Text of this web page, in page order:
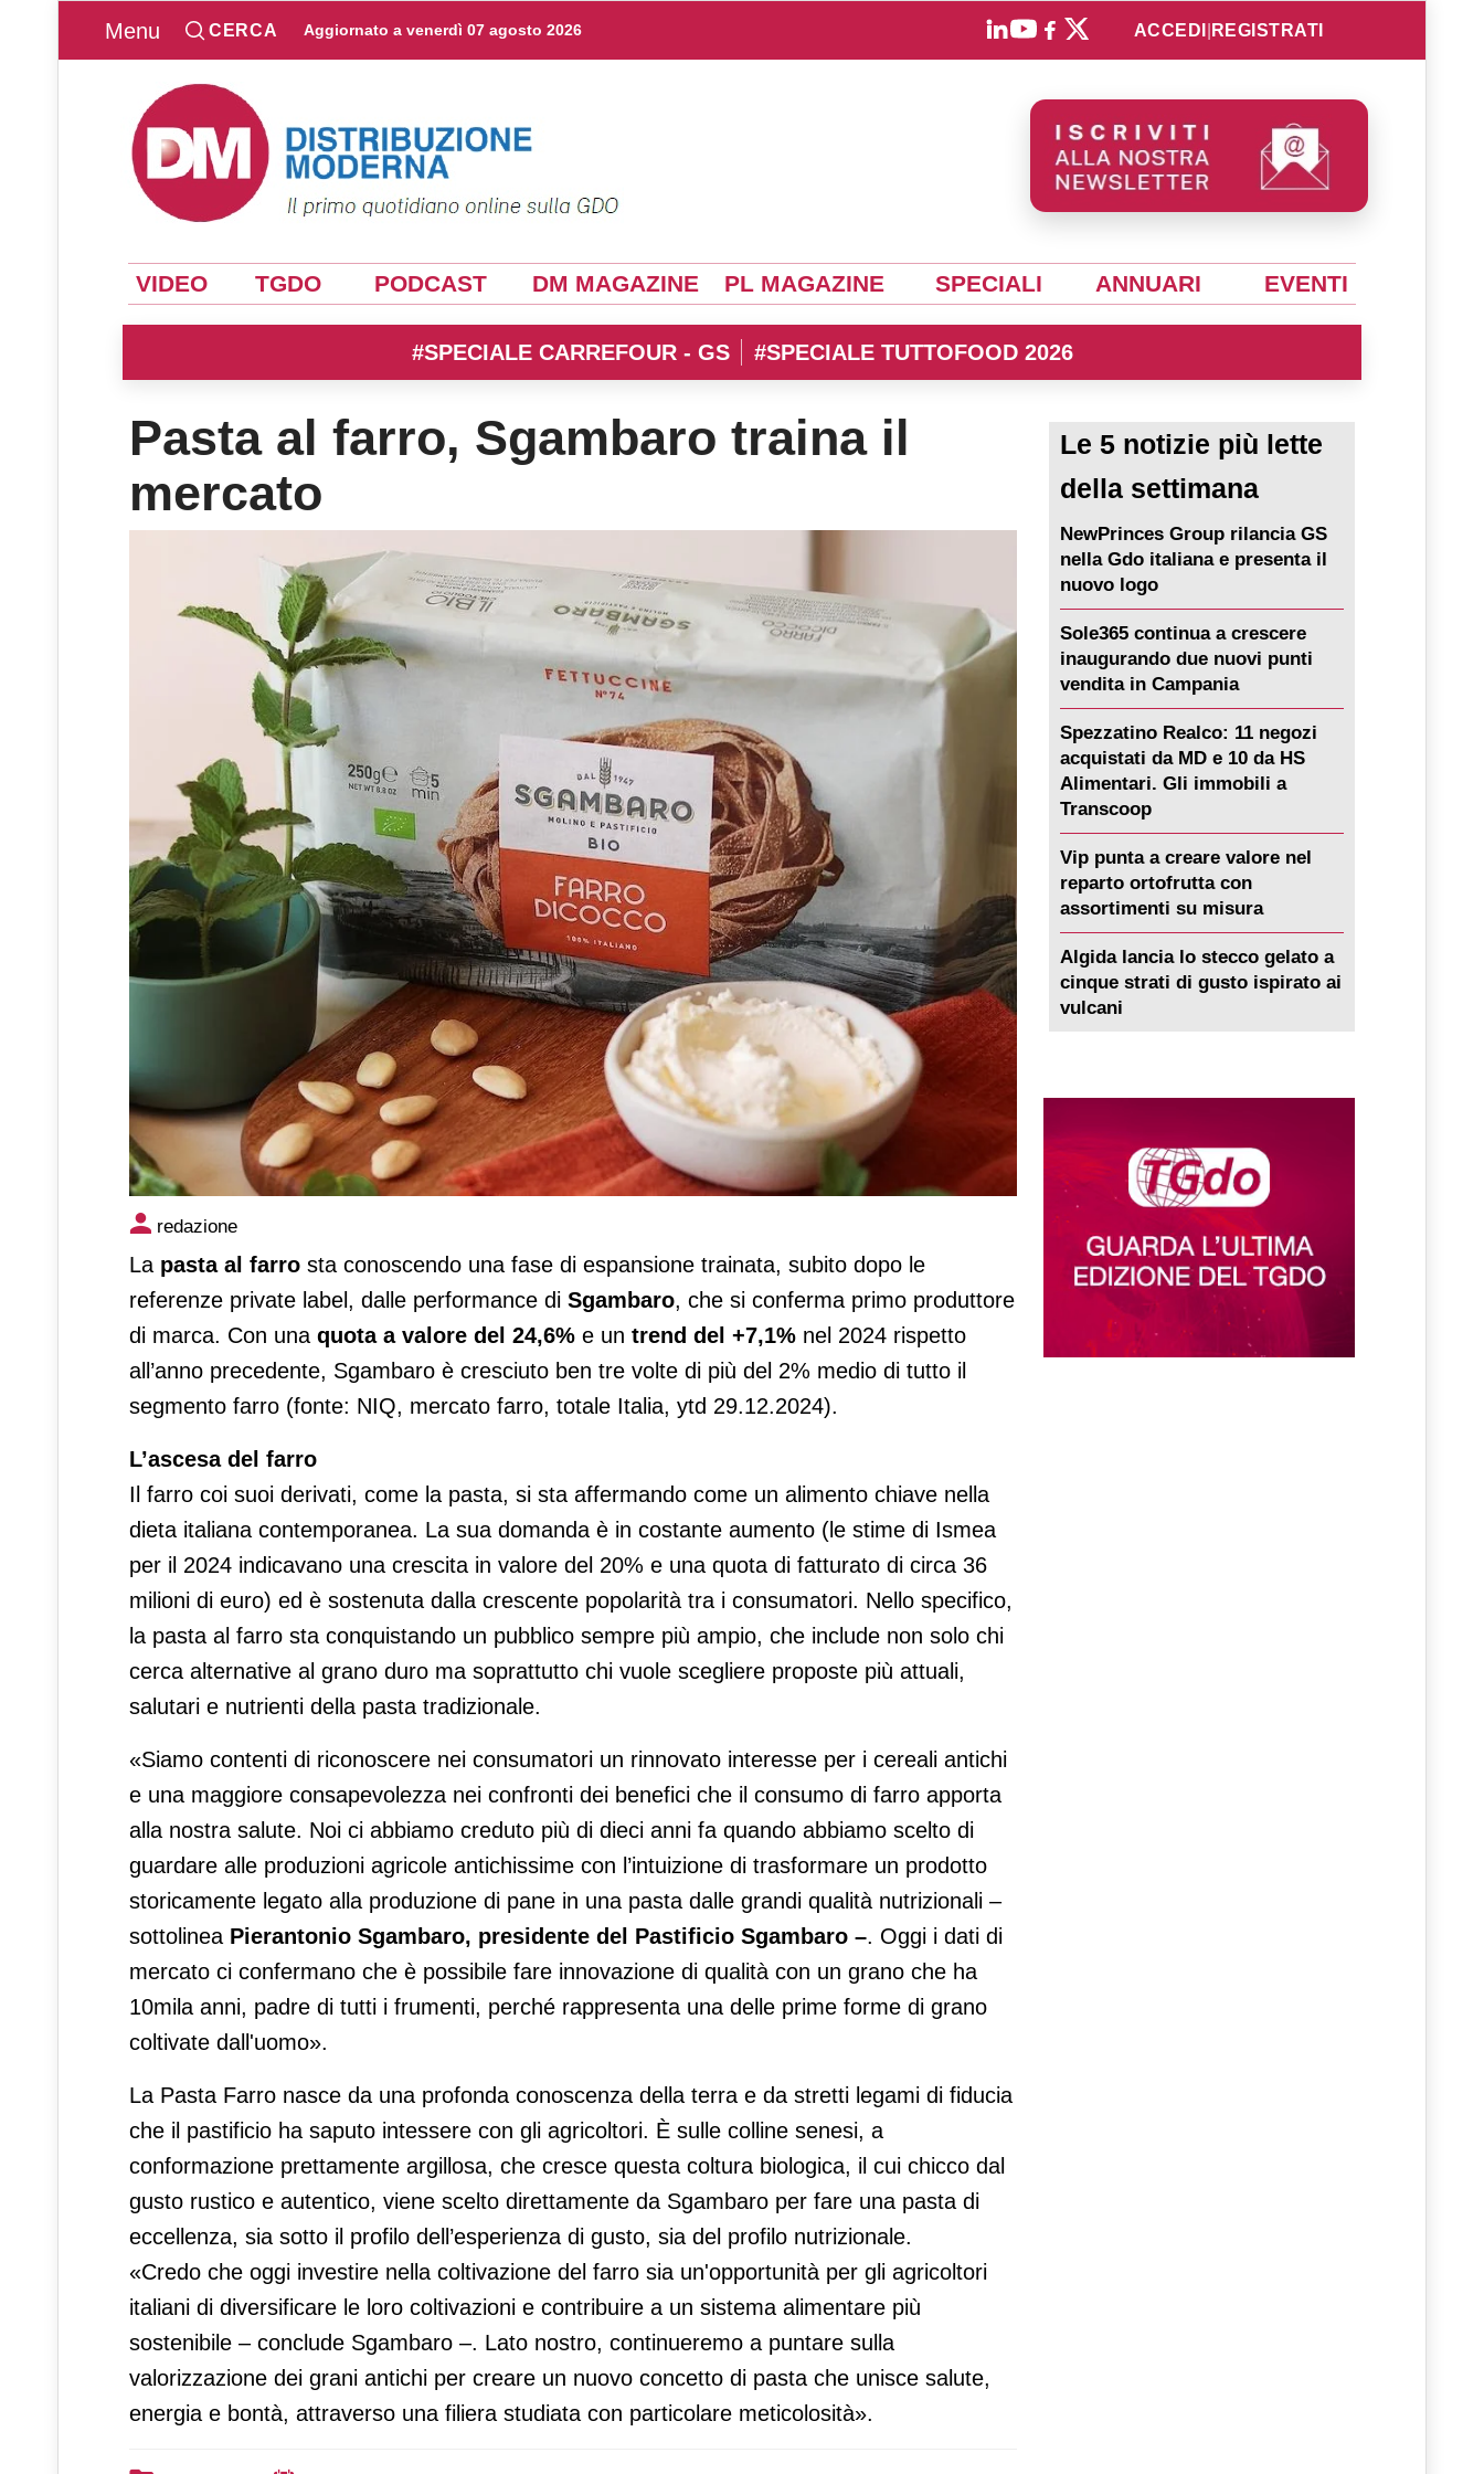
Menu CERCA Aggiornato a venerdì 07 agosto 2026 ACCEDI REGISTRATI
VIDEO TGDO PODCAST DM MAGAZINE PL MAGAZINE SPECIALI ANNUARI EVENTI
#SPECIALE CARREFOUR - GS #SPECIALE TUTTOFOOD 2026
Pasta al farro, Sgambaro traina il
mercato
Pasta al farro, Sgambaro traina il mercato
redazione
La pasta al farro sta conoscendo una fase di espansione trainata, subito dopo le
referenze private label, dalle performance di Sgambaro, che si conferma primo produttore
di marca. Con una quota a valore del 24,6% e un trend del +7,1% nel 2024 rispetto
all’anno precedente, Sgambaro è cresciuto ben tre volte di più del 2% medio di tutto il
segmento farro (fonte: NIQ, mercato farro, totale Italia, ytd 29.12.2024).
L’ascesa del farro
Il farro coi suoi derivati, come la pasta, si sta affermando come un alimento chiave nella
dieta italiana contemporanea. La sua domanda è in costante aumento (le stime di Ismea
per il 2024 indicavano una crescita in valore del 20% e una quota di fatturato di circa 36
milioni di euro) ed è sostenuta dalla crescente popolarità tra i consumatori. Nello specifico,
la pasta al farro sta conquistando un pubblico sempre più ampio, che include non solo chi
cerca alternative al grano duro ma soprattutto chi vuole scegliere proposte più attuali,
salutari e nutrienti della pasta tradizionale.
«Siamo contenti di riconoscere nei consumatori un rinnovato interesse per i cereali antichi
e una maggiore consapevolezza nei confronti dei benefici che il consumo di farro apporta
alla nostra salute. Noi ci abbiamo creduto più di dieci anni fa quando abbiamo scelto di
guardare alle produzioni agricole antichissime con l’intuizione di trasformare un prodotto
storicamente legato alla produzione di pane in una pasta dalle grandi qualità nutrizionali –
sottolinea Pierantonio Sgambaro, presidente del Pastificio Sgambaro –. Oggi i dati di
mercato ci confermano che è possibile fare innovazione di qualità con un grano che ha
10mila anni, padre di tutti i frumenti, perché rappresenta una delle prime forme di grano
coltivate dall'uomo».
La Pasta Farro nasce da una profonda conoscenza della terra e da stretti legami di fiducia
che il pastificio ha saputo intessere con gli agricoltori. È sulle colline senesi, a
conformazione prettamente argillosa, che cresce questa coltura biologica, il cui chicco dal
gusto rustico e autentico, viene scelto direttamente da Sgambaro per fare una pasta di
eccellenza, sia sotto il profilo dell’esperienza di gusto, sia del profilo nutrizionale.
«Credo che oggi investire nella coltivazione del farro sia un'opportunità per gli agricoltori
italiani di diversificare le loro coltivazioni e contribuire a un sistema alimentare più
sostenibile – conclude Sgambaro –. Lato nostro, continueremo a puntare sulla
valorizzazione dei grani antichi per creare un nuovo concetto di pasta che unisce salute,
energia e bontà, attraverso una filiera studiata con particolare meticolosità».
Le 5 notizie più lette
della settimana
NewPrinces Group rilancia GS
nella Gdo italiana e presenta il
nuovo logo
Sole365 continua a crescere
inaugurando due nuovi punti
vendita in Campania
Spezzatino Realco: 11 negozi
acquistati da MD e 10 da HS
Alimentari. Gli immobili a
Transcoop
Vip punta a creare valore nel
reparto ortofrutta con
assortimenti su misura
Algida lancia lo stecco gelato a
cinque strati di gusto ispirato ai
vulcani